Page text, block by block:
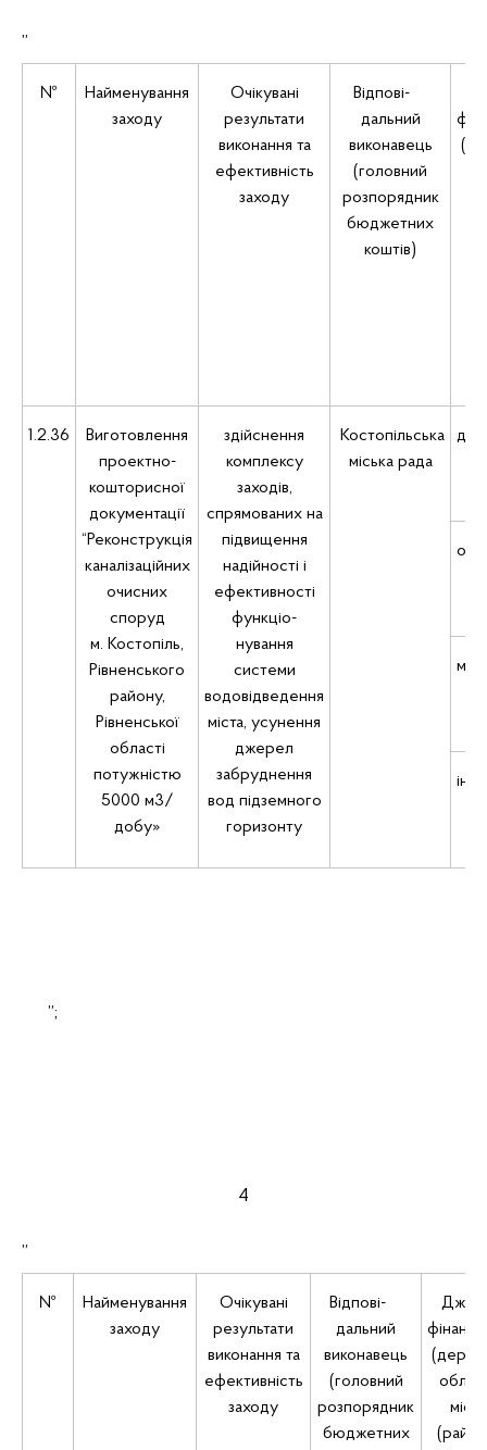
„
№
Найменування
заходу
Очікувані
результати
виконання та
ефективність
заходу
Відпові-
дальний
виконавець
(головний
розпорядник
бюджетних
коштів)
1.2.36
Виготовлення
проектно-
кошторисної
документації
“Реконструкція
каналізаційних
очисних
споруд
м. Костопіль,
Рівненського
району,
Рівненської
області
потужністю
5000 м3/
добу»
здійснення
комплексу
заходів,
спрямованих на
підвищення
надійності і
ефективності
функціо-
нування
системи
водовідведення
міста, усунення
джерел
забруднення
вод підземного
горизонту
Костопільська
міська рада
”;
4
„
№
Найменування
заходу
Очікувані
результати
виконання та
ефективність
заходу
Відпові-
дальний
виконавець
(головний
розпорядник
бюджетних